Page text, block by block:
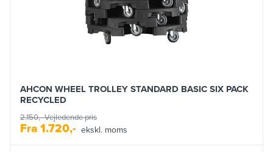
AHCON WHEEL TROLLEY STANDARD BASIC SIX PACK
RECYCLED
2.150,-Vejledende pris
Fra 1.720,- ekskl. moms